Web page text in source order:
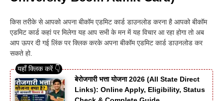
किस तरीके से आपको अपना बीकॉम एडमिट कार्ड डाउनलोड करना है आपको बीकॉम
एडमिट कार्ड कहां पर मिलेगा यह आप सभी के मन में यह विचार आ रहा होगा तो अब
आप ऊपर दी गई लिंक पर क्लिक करके अपना बीकॉम एडमिट कार्ड डाउनलोड कर
सकते हो.
बेरोजगारी भत्ता योजना 2026 (All State Direct
Links): Online Apply, Eligibility, Status